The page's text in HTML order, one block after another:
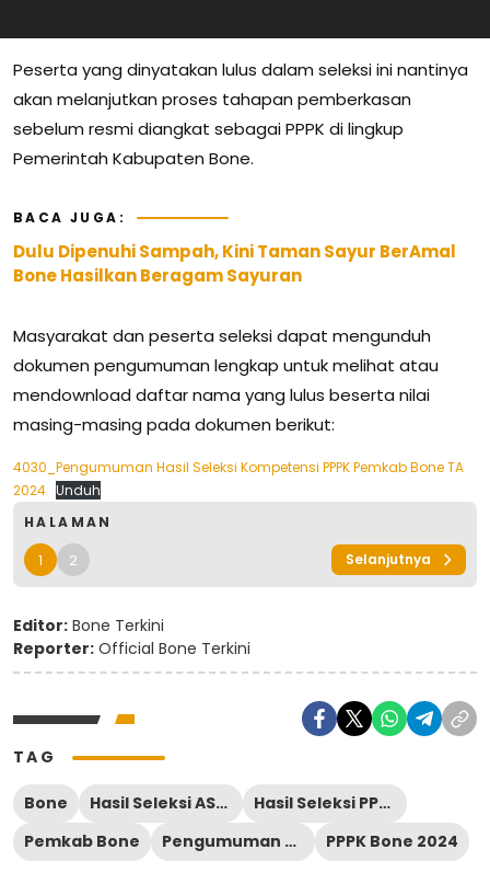
Peserta yang dinyatakan lulus dalam seleksi ini nantinya
akan melanjutkan proses tahapan pemberkasan
sebelum resmi diangkat sebagai PPPK di lingkup
Pemerintah Kabupaten Bone.
BACA JUGA:
Dulu Dipenuhi Sampah, Kini Taman Sayur BerAmal
Bone Hasilkan Beragam Sayuran
Masyarakat dan peserta seleksi dapat mengunduh
dokumen pengumuman lengkap untuk melihat atau
mendownload daftar nama yang lulus beserta nilai
masing-masing pada dokumen berikut:
4030_Pengumuman Hasil Seleksi Kompetensi PPPK Pemkab Bone TA
2024 Unduh
HALAMAN
1 2 Selanjutnya
Editor: Bone Terkini
Reporter: Official Bone Terkini
TAG
Bone Hasil Seleksi ASN Bone
Hasil Seleksi PPPK Tenaga Teknis Pemkab Bone
Pemkab Bone
Pengumuman PPPK Bone PPPK Bone 2024